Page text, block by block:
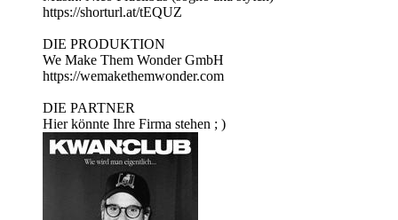
https://shorturl.at/tEQUZ
DIE PRODUKTION
We Make Them Wonder GmbH
https://wemakethemwonder.com
DIE PARTNER
Hier könnte Ihre Firma stehen ; )